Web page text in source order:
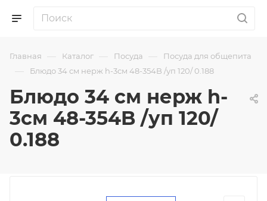
Главная — Каталог — Посуда — Посуда для общепита
— Блюдо 34 см нерж h-3см 48-354B /уп 120/ 0.188
Блюдо 34 см нерж h-
3см 48-354B /уп 120/
0.188